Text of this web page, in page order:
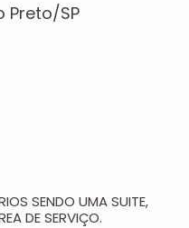
Preto/SP
SENDO UMA SUITE,
DE SERVIÇO.